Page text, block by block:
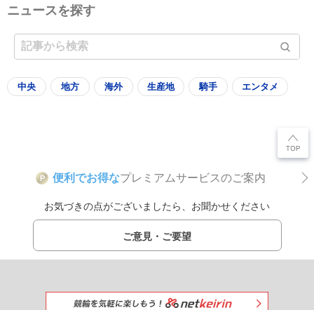
ニュースを探す
中央 地方 海外 生産地 騎手 エンタメ
P 便利でお得なプレミアムサービスのご案内
お気づきの点がございましたら、お聞かせください
ご意見・ご要望